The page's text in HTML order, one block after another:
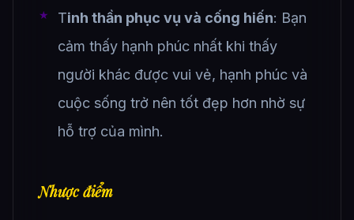
Tinh thần phục vụ và cống hiến: Bạn
cảm thấy hạnh phúc nhất khi thấy
người khác được vui vẻ, hạnh phúc và
cuộc sống trở nên tốt đẹp hơn nhờ sự
hỗ trợ của mình.
Nhược điểm